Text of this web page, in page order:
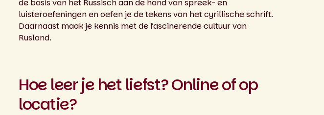
de basis van het Russisch aan de hand van spreek- en
luisteroefeningen en oefen je de tekens van het cyrillische schrift.
Daarnaast maak je kennis met de fascinerende cultuur van
Rusland.
Hoe leer je het liefst? Online of op
locatie?